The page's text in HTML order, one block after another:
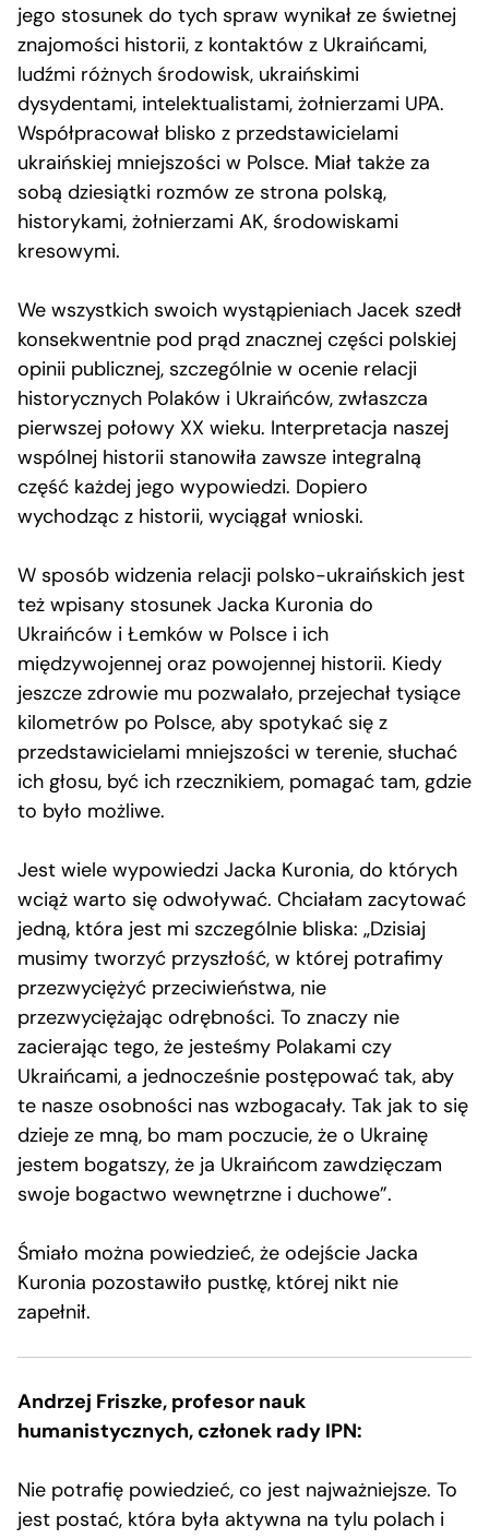
jego stosunek do tych spraw wynikał ze świetnej
znajomości historii, z kontaktów z Ukraińcami,
ludźmi różnych środowisk, ukraińskimi
dysydentami, intelektualistami, żołnierzami UPA.
Współpracował blisko z przedstawicielami
ukraińskiej mniejszości w Polsce. Miał także za
sobą dziesiątki rozmów ze strona polską,
historykami, żołnierzami AK, środowiskami
kresowymi.
We wszystkich swoich wystąpieniach Jacek szedł
konsekwentnie pod prąd znacznej części polskiej
opinii publicznej, szczególnie w ocenie relacji
historycznych Polaków i Ukraińców, zwłaszcza
pierwszej połowy XX wieku. Interpretacja naszej
wspólnej historii stanowiła zawsze integralną
część każdej jego wypowiedzi. Dopiero
wychodząc z historii, wyciągał wnioski.
W sposób widzenia relacji polsko-ukraińskich jest
też wpisany stosunek Jacka Kuronia do
Ukraińców i Łemków w Polsce i ich
międzywojennej oraz powojennej historii. Kiedy
jeszcze zdrowie mu pozwalało, przejechał tysiące
kilometrów po Polsce, aby spotykać się z
przedstawicielami mniejszości w terenie, słuchać
ich głosu, być ich rzecznikiem, pomagać tam, gdzie
to było możliwe.
Jest wiele wypowiedzi Jacka Kuronia, do których
wciąż warto się odwoływać. Chciałam zacytować
jedną, która jest mi szczególnie bliska: „Dzisiaj
musimy tworzyć przyszłość, w której potrafimy
przezwyciężyć przeciwieństwa, nie
przezwyciężając odrębności. To znaczy nie
zacierając tego, że jesteśmy Polakami czy
Ukraińcami, a jednocześnie postępować tak, aby
te nasze osobności nas wzbogacały. Tak jak to się
dzieje ze mną, bo mam poczucie, że o Ukrainę
jestem bogatszy, że ja Ukraińcom zawdzięczam
swoje bogactwo wewnętrzne i duchowe”.
Śmiało można powiedzieć, że odejście Jacka
Kuronia pozostawiło pustkę, której nikt nie
zapełnił.
Andrzej Friszke, profesor nauk
humanistycznych, członek rady IPN:
Nie potrafię powiedzieć, co jest najważniejsze. To
jest postać, która była aktywna na tylu polach i